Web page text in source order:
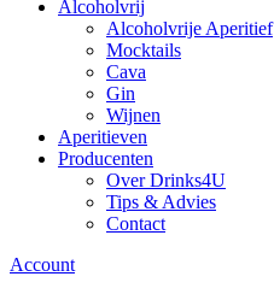
Alcoholvrij
Alcoholvrije Aperitief
Mocktails
Cava
Gin
Wijnen
Aperitieven
Producenten
Over Drinks4U
Tips & Advies
Contact
Account